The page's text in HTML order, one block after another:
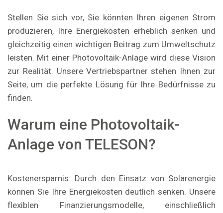
Stellen Sie sich vor, Sie könnten Ihren eigenen Strom
produzieren, Ihre Energiekosten erheblich senken und
gleichzeitig einen wichtigen Beitrag zum Umweltschutz
leisten. Mit einer Photovoltaik-Anlage wird diese Vision
zur Realität. Unsere Vertriebspartner stehen Ihnen zur
Seite, um die perfekte Lösung für Ihre Bedürfnisse zu
finden.
Warum eine Photovoltaik-
Anlage von TELESON?
Kostenersparnis: Durch den Einsatz von Solarenergie
können Sie Ihre Energiekosten deutlich senken. Unsere
flexiblen Finanzierungsmodelle, einschließlich